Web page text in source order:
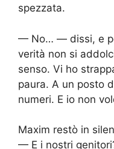
spezzata.
— No… — dissi, e
verità non si
senso. Vi ho
paura. A un posto
numeri. E io non
Maxim restò in
— E i nostri